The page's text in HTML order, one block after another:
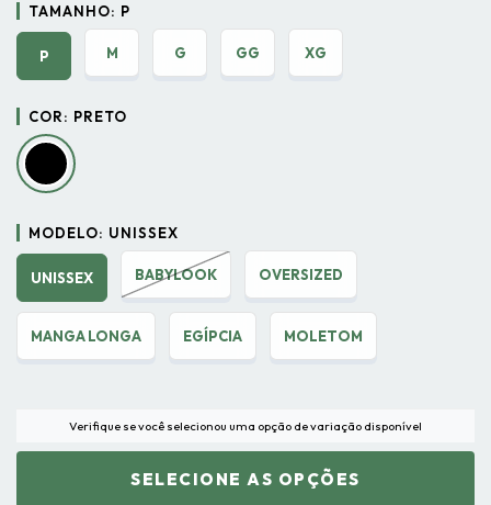
TAMANHO: P
P M G GG XG
COR: PRETO
MODELO: UNISSEX
UNISSEX BABYLOOK OVERSIZED
MANGA LONGA EGÍPCIA MOLETOM
Verifique se você selecionou uma opção de variação disponível